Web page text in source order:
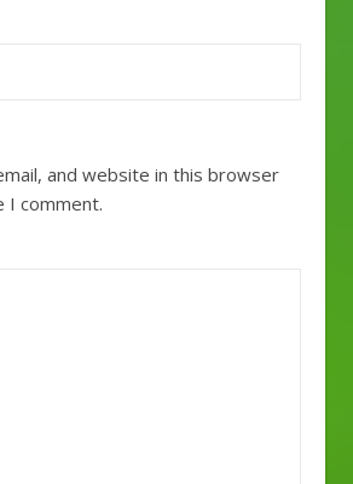
and website in this browser
I comment.